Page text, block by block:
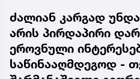
ძალიან კარგად
არის პირდაპირი
ეროვნული
საწინააღმდეგოდ -